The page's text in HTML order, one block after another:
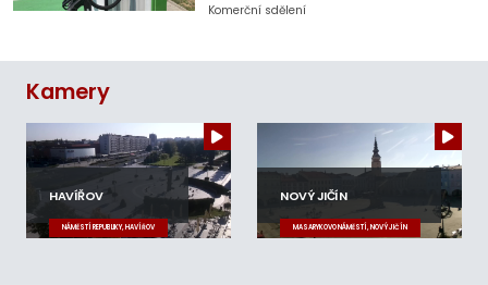
Komerční sdělení
Kamery
HAVÍŘOV
NÁMĚSTÍ REPUBLIKY, HAVÍŘOV
NOVÝ JIČÍN
MASARYKOVO NÁMĚSTÍ, NOVÝ JIČÍN